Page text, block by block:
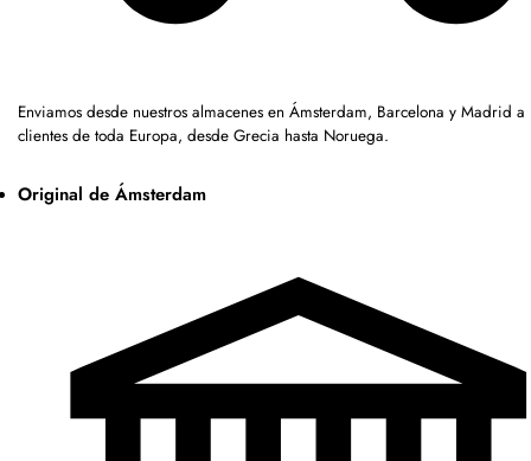
Enviamos desde nuestros almacenes en Ámsterdam, Barcelona y Madrid a
clientes de toda Europa, desde Grecia hasta Noruega.
Original de Ámsterdam